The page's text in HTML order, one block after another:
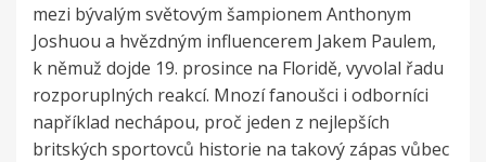
mezi bývalým světovým šampionem Anthonym
Joshuou a hvězdným influencerem Jakem Paulem,
k němuž dojde 19. prosince na Floridě, vyvolal řadu
rozporuplných reakcí. Mnozí fanoušci i odborníci
například nechápou, proč jeden z nejlepších
britských sportovců historie na takový zápas vůbec